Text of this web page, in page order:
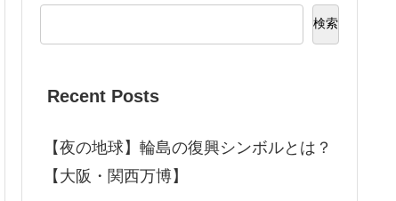
検索
Recent Posts
【夜の地球】輪島の復興シンボルとは？
【大阪・関西万博】